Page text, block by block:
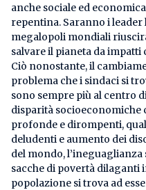
anche sociale ed
repentina. Saranno i
megalopoli mondiali
salvare il pianeta da
Ciò nonostante, il
problema che i sindaci si
sono sempre più al centro
disparità socioeconomiche
profonde e dirompenti,
deludenti e aumento dei
del mondo,
sacche di povertà dilaganti
popolazione si trova ad